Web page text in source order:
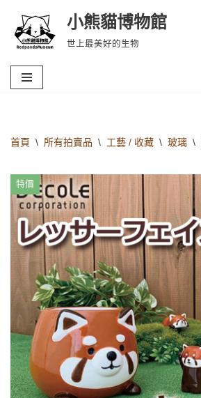
Skip
content
小熊貓博物館
世上最美好的生物
首頁 \ 所有拍賣品 \ 工藝 / 收藏 \ 玻璃 \
特價